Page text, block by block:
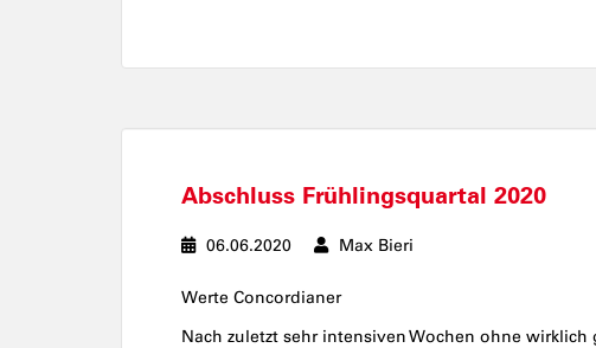
Abschluss Frühlingsquartal 2020
06.06.2020 Max Bieri
Werte Concordianer
Nach zuletzt sehr intensiven Wochen ohne